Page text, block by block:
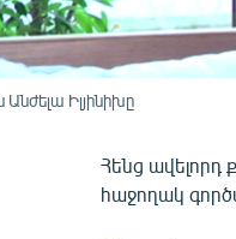
Իլյինիխը
Հենց ավելորդ
հաջողակ